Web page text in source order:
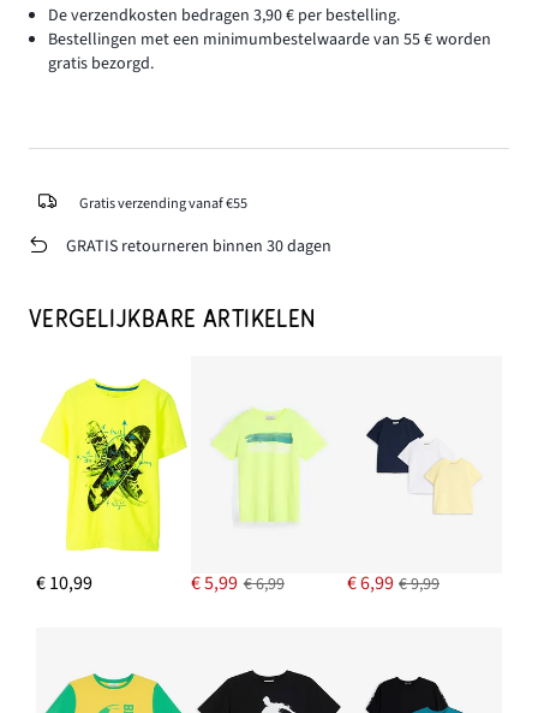
De verzendkosten bedragen 3,90 € per bestelling.
Bestellingen met een minimumbestelwaarde van 55 € worden
gratis bezorgd.
Gratis verzending vanaf €55
GRATIS retourneren binnen 30 dagen
VERGELIJKBARE ARTIKELEN
€ 10,99 € 5,99 € 6,99 € 6,99 € 9,99